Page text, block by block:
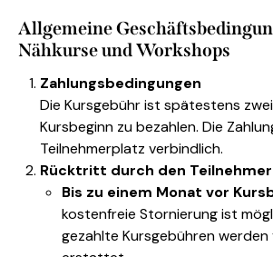
Allgemeine
Nähkurse und Workshops
Zahlungsbedingungen
Die Kursgebühr ist spätestens
Kursbeginn zu bezahlen. Die
Teilnehmerplatz verbindlich.
Rücktritt durch den Teilnehmer
Bis zu einem Monat vor
kostenfreie Stornierung ist
gezahlte Kursgebühren